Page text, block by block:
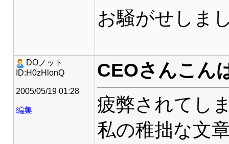
お騒がせしま
DOノット
ID:H0zHlonQ
2005/05/19 01:28
編集
CEOさんこん
疲弊されてし
私の稚拙な文